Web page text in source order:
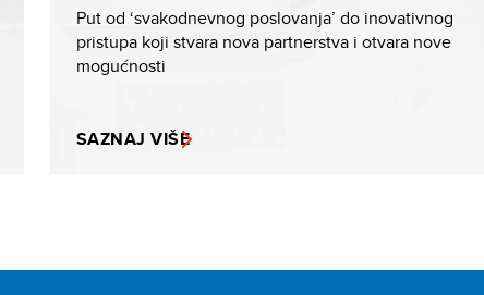
Put od ‘svakodnevnog poslovanja’ do inovativnog
pristupa koji stvara nova partnerstva i otvara nove
mogućnosti
SAZNAJ VIŠE